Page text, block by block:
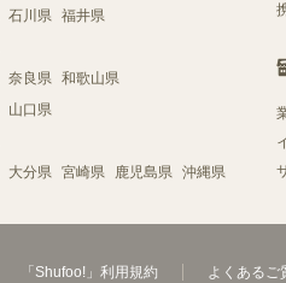
石川県 福井県
奈良県 和歌山県
山口県
大分県 宮崎県 鹿児島県 沖縄県
「Shufoo!」利用規約 よくあるご